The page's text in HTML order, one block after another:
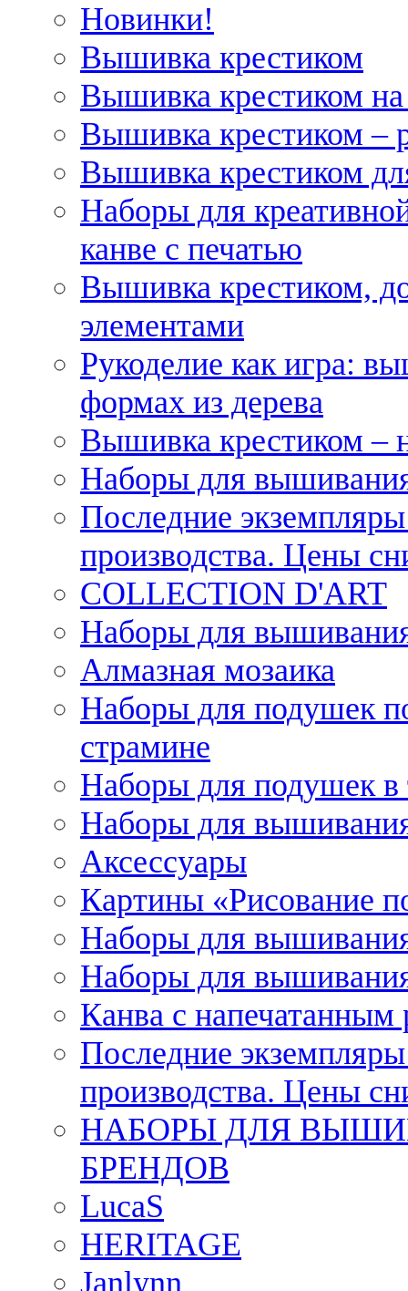
Новинки!
Вышивка крестиком
Вышивка крестиком
Вышивка крестиком –
Вышивка крестиком
Наборы для
канве с печатью
Вышивка крестиком,
элементами
Рукоделие как игра:
формах из дерева
Вышивка крестиком –
Наборы для
Последние
производства. Цены
COLLECTION D'ART
Наборы для
Алмазная мозаика
Наборы для подушек
страмине
Наборы для подушек в
Наборы для
Аксессуары
Картины «Рисование
Наборы для
Наборы для
Канва с напечатанным
Последние
производства. Цены
НАБОРЫ ДЛЯ
БРЕНДОВ
LucaS
HERITAGE
Janlynn